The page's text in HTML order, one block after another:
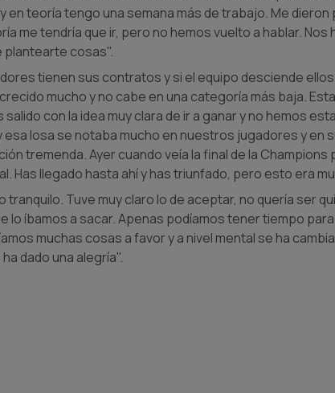
en teoría tengo una semana más de trabajo. Me dieron
me tendría que ir, pero no hemos vuelto a hablar.
plantearte cosas".
tienen sus contratos y si el equipo desciende
mucho y no cabe en una categoría más baja.
con la idea muy clara de ir a ganar y no hemos
esa losa se notaba mucho en nuestros jugadores y en
tremenda. Ayer cuando veía la final de la
Has llegado hasta ahí y has triunfado, pero esto era
tranquilo. Tuve muy claro lo de aceptar, no quería ser
lo íbamos a sacar. Apenas podíamos tener tiempo
muchas cosas a favor y a nivel mental se ha
dado una alegría".